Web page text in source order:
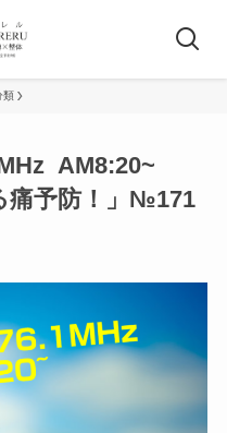
類
AM8:20~
痛予防！」№171